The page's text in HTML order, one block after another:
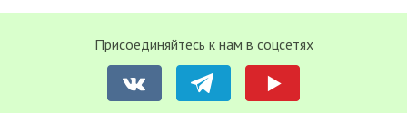
Присоединяйтесь к нам в соцсетях